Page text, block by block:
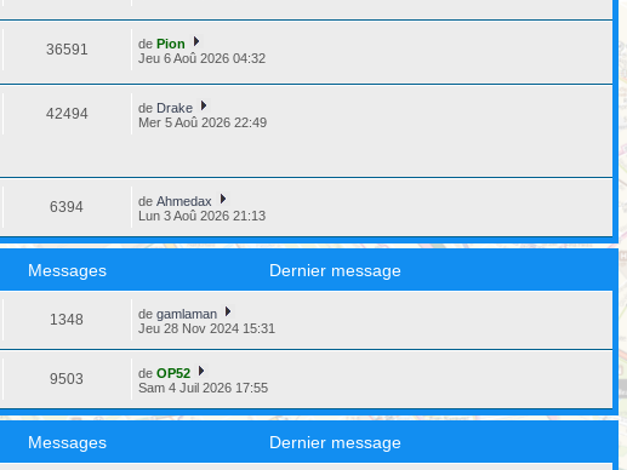
36591 dePion
Jeu 6 Aoû 2026 04:32
42494 de Drake
Mer 5 Aoû 2026 22:49
6394 deAhmedax
Lun 3 Aoû 2026 21:13
Messages Dernier message
1348 degamlaman
Jeu 28 Nov 2024 15:31
9503 deOP52
Sam 4 Juil 2026 17:55
Messages Dernier message